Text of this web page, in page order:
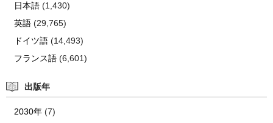
日本語(1,430)
英語(29,765)
ドイツ語(14,493)
フランス語(6,601)
出版年
2030年(7)